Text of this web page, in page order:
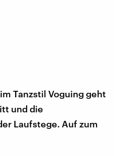
Tanzstil Voguing geht
und die
Laufstege. Auf zum